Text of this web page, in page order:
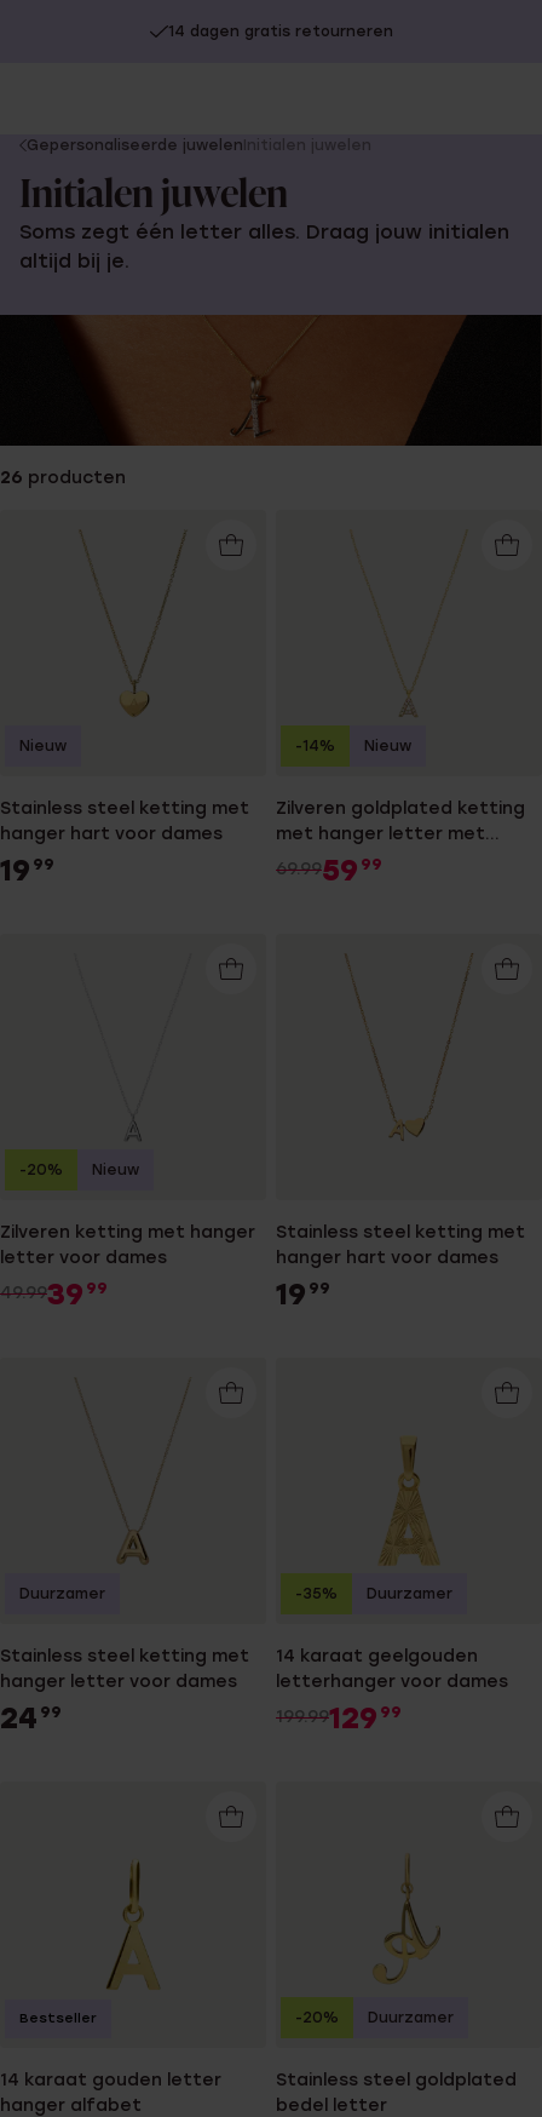
14 dagen gratis retourneren
You
are
here:
Gepersonaliseerde juwelen Initialen juwelen
Initialen juwelen
Soms zegt één letter alles. Draag jouw initialen
altijd bij je.
26 producten
Stainless steel ketting met
hanger hart voor dames
19 99
Nieuw
Zilveren goldplated ketting
met hanger letter met
zirkonia voor dames
69.9959 99
-14% Nieuw
Zilveren ketting met hanger
letter voor dames
49.9939 99
-20% Nieuw
Stainless steel ketting met
hanger hart voor dames
19 99
Stainless steel ketting met
hanger letter voor dames
24 99
Duurzamer
14 karaat geelgouden
letterhanger voor dames
199.99129 99
-35% Duurzamer
14 karaat gouden letter
hanger alfabet
Bestseller
Stainless steel goldplated
bedel letter
-20% Duurzamer